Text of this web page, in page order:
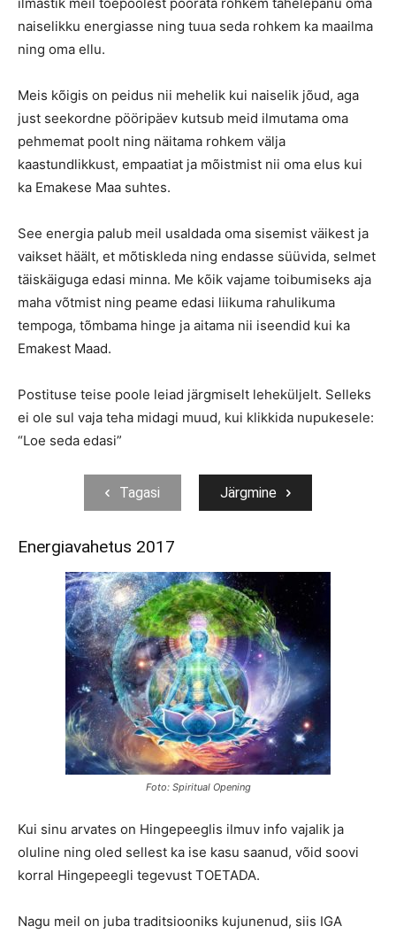
naiselikku energiasse ning tuua seda rohkem ka maailma
ning oma ellu.
Meis kõigis on peidus nii mehelik kui naiselik jõud, aga
just seekordne pööripäev kutsub meid ilmutama oma
pehmemat poolt ning näitama rohkem välja
kaastundlikkust, empaatiat ja mõistmist nii oma elus kui
ka Emakese Maa suhtes.
See energia palub meil usaldada oma sisemist väikest ja
vaikset häält, et mõtiskleda ning endasse süüvida, selmet
täiskäiguga edasi minna. Me kõik vajame toibumiseks aja
maha võtmist ning peame edasi liikuma rahulikuma
tempoga, tõmbama hinge ja aitama nii iseendid kui ka
Emakest Maad.
Postituse teise poole leiad järgmiselt leheküljelt. Selleks
ei ole sul vaja teha midagi muud, kui klikkida nupukesele:
“Loe seda edasi”
Tagasi Järgmine
Energiavahetus 2017
Foto: Spiritual Opening
Kui sinu arvates on Hingepeeglis ilmuv info vajalik ja
oluline ning oled sellest ka ise kasu saanud, võid soovi
korral Hingepeegli tegevust TOETADA.
Nagu meil on juba traditsiooniks kujunenud, siis IGA